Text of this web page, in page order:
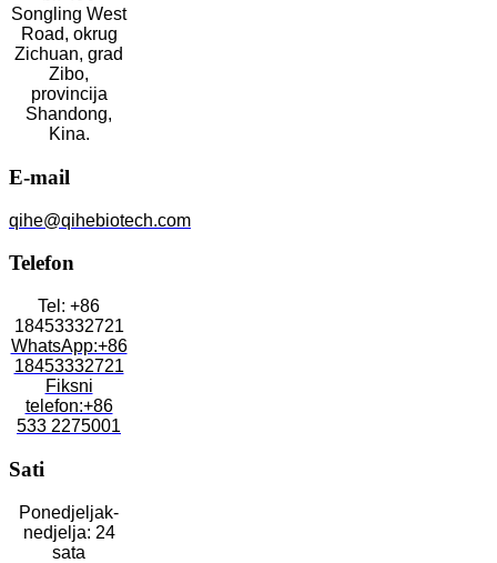
Songling West
Road, okrug
Zichuan, grad
Zibo,
provincija
Shandong,
Kina.
E-mail
qihe@qihebiotech.com
Telefon
Tel: +86
18453332721
WhatsApp:+86
18453332721
Fiksni
telefon:+86
533 2275001
Sati
Ponedjeljak-
nedjelja: 24
sata